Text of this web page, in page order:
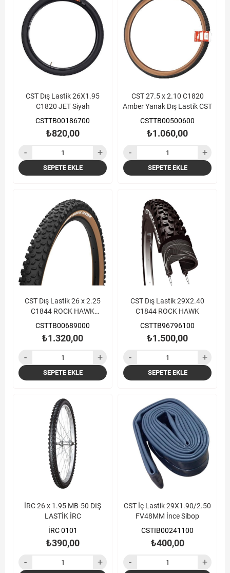
CST Dış Lastik 26X1.95
C1820 JET Siyah
CSTTB00186700
₺820,00
SEPETE EKLE
CST 27.5 x 2.10 C1820
Amber Yanak Dış Lastik CST
CSTTB00500600
₺1.060,00
SEPETE EKLE
CST Dış Lastik 26 x 2.25
C1844 ROCK HAWK
KAHVERENGİ YANAK
CSTTB00689000
₺1.320,00
SEPETE EKLE
CST Dış Lastik 29X2.40
C1844 ROCK HAWK
CSTTB96796100
₺1.500,00
SEPETE EKLE
İRC 26 x 1.95 MB-50 DIŞ
LASTİK İRC
İRC 0101
₺390,00
CST İç Lastik 29X1.90/2.50
FV48MM İnce Sibop
CSTIB00241100
₺400,00